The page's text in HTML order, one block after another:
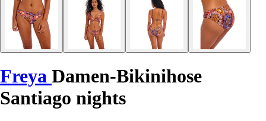
Freya Damen-Bikinihose
Santiago nights